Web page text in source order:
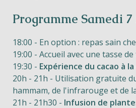
Programme Samedi
18:00 - En option : repas sain
19:00 - Accueil avec une tasse
19:30 - Expérience du cacao à
20h - 21h - Utilisation gratuite
hammam, de l'infrarouge et de
21h - 21h30 - Infusion de